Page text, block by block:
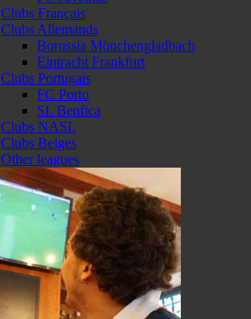
Clubs Français
Clubs Allemands
Borussia Mönchengladbach
Eintracht Frankfurt
Clubs Portugais
FC Porto
SL Benfica
Clubs NASL
Clubs Belges
Other leagues